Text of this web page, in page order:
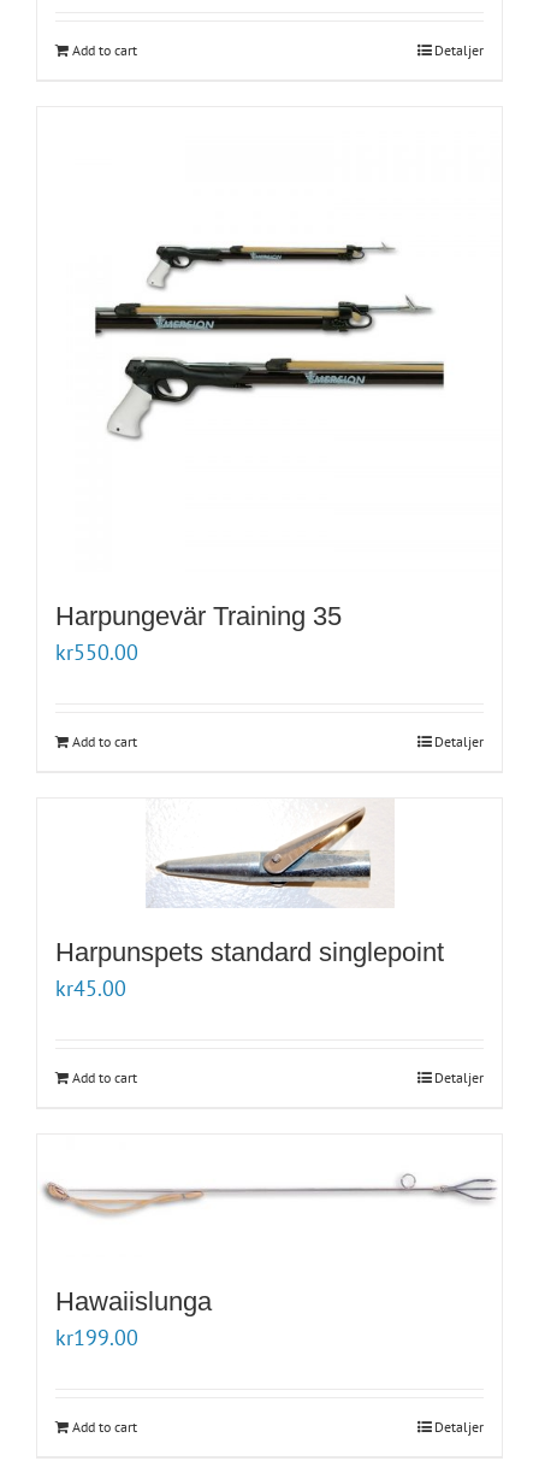
Add to cart Detaljer
Harpungevär Training 35
kr550.00
Add to cart Detaljer
Harpunspets standard singlepoint
kr45.00
Add to cart Detaljer
Hawaiislunga
kr199.00
Add to cart Detaljer